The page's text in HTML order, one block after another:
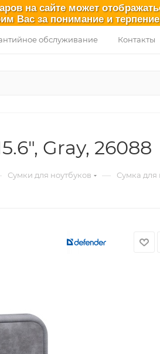
на сайте может
Вас за понимание и терпение.
обслуживание Контакты
Gray, 26088
Сумки для ноутбуков — Сумка для